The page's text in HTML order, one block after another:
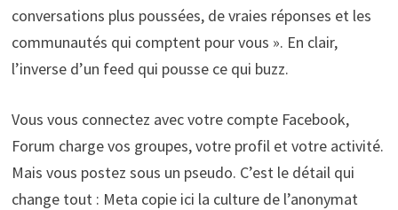
conversations plus poussées, de vraies réponses et les
communautés qui comptent pour vous ». En clair,
l’inverse d’un feed qui pousse ce qui buzz.
Vous vous connectez avec votre compte Facebook,
Forum charge vos groupes, votre profil et votre activité.
Mais vous postez sous un pseudo. C’est le détail qui
change tout : Meta copie ici la culture de l’anonymat